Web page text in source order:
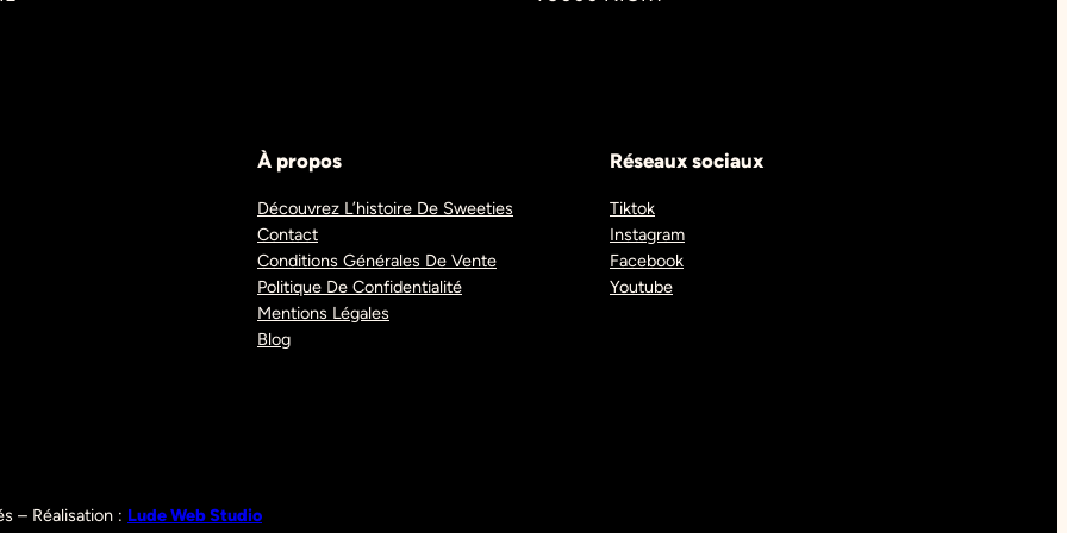
À propos
Découvrez L’histoire De Sweeties
Contact
Conditions Générales De Vente
Politique De Confidentialité
Mentions Légales
Blog
Réseaux sociaux
Tiktok
Instagram
Facebook
Youtube
– Réalisation : Lude Web Studio